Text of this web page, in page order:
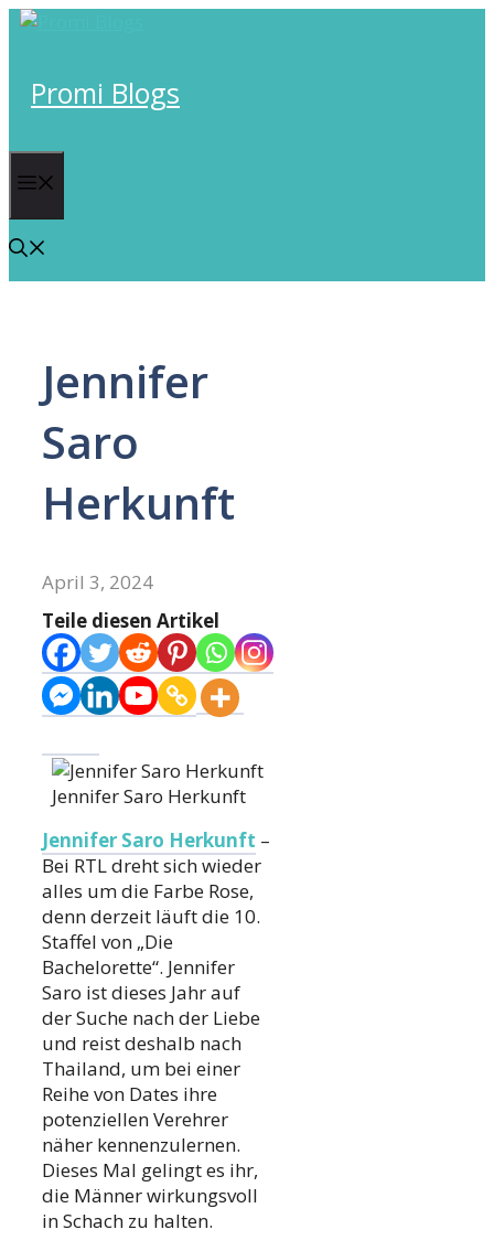
Skip
Promi Blogs
Jennifer
Saro
Herkunft
April 3, 2024
Teile diesen Artikel
Jennifer Saro Herkunft
Jennifer Saro Herkunft –
Bei RTL dreht sich wieder
alles um die Farbe Rose,
denn derzeit läuft die 10.
Staffel von „Die
Bachelorette“. Jennifer
Saro ist dieses Jahr auf
der Suche nach der Liebe
und reist deshalb nach
Thailand, um bei einer
Reihe von Dates ihre
potenziellen Verehrer
näher kennenzulernen.
Dieses Mal gelingt es ihr,
die Männer wirkungsvoll
in Schach zu halten.